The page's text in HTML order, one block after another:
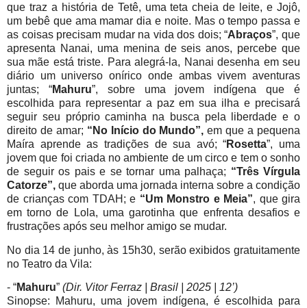
que traz a história de Tetê, uma teta cheia de leite, e Jojô,
um bebê que ama mamar dia e noite. Mas o tempo passa e
as coisas precisam mudar na vida dos dois; “Abraços”, que
apresenta Nanai, uma menina de seis anos, percebe que
sua mãe está triste. Para alegrá-la, Nanai desenha em seu
diário um universo onírico onde ambas vivem aventuras
juntas; “Mahuru”, sobre uma jovem indígena que é
escolhida para representar a paz em sua ilha e precisará
seguir seu próprio caminha na busca pela liberdade e o
direito de amar; “No Início do Mundo”,em que a pequena
Maíra aprende as tradições de sua avó; “Rosetta”, uma
jovem que foi criada no ambiente de um circo e tem o sonho
de seguir os pais e se tornar uma palhaça; “Três Vírgula
Catorze”, que aborda uma jornada interna sobre a condição
de crianças com TDAH; e “Um Monstro e Meia”, que gira
em torno de Lola, uma garotinha que enfrenta desafios e
frustrações após seu melhor amigo se mudar.
No dia 14 de junho, às 15h30, serão exibidos gratuitamente
no Teatro da Vila:
- “Mahuru” (Dir. Vitor Ferraz | Brasil | 2025 | 12’)
Sinopse: Mahuru, uma jovem indígena, é escolhida para